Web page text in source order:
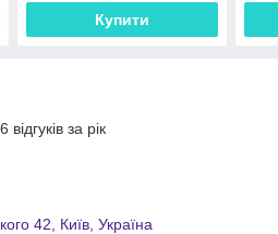
Купити
за рік
42, Київ, Україна